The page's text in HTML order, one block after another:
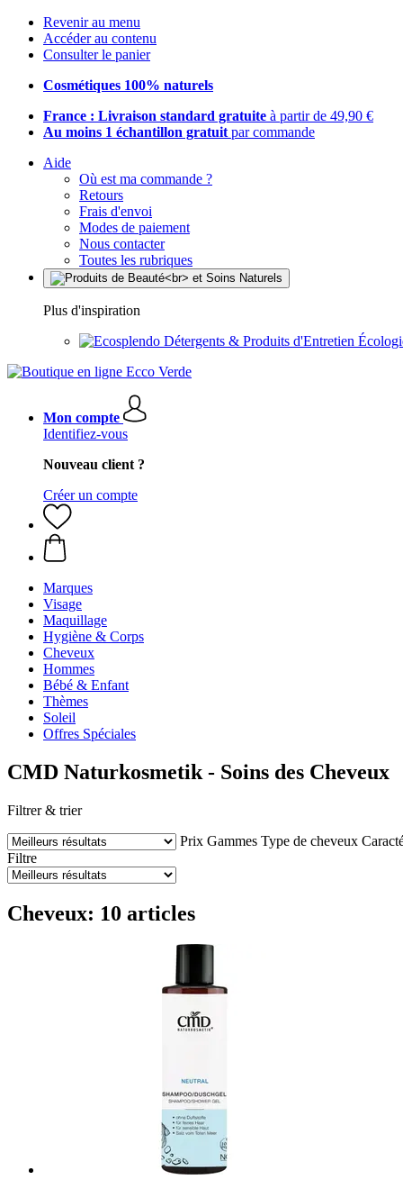
Revenir au menu
Accéder au contenu
Consulter le panier
Cosmétiques 100% naturels
France : Livraison standard gratuite à partir de 49,90 €
Au moins 1 échantillon gratuit par commande
Aide
Où est ma commande ?
Retours
Frais d'envoi
Modes de paiement
Nous contacter
Toutes les rubriques
Plus d'inspiration
Détergents & Produits d'Entretien
Mon compte
Identifiez-vous
Nouveau client ?
Créer un compte
Marques
Visage
Maquillage
Hygiène & Corps
Cheveux
Hommes
Bébé & Enfant
Thèmes
Soleil
Offres Spéciales
CMD Naturkosmetik - Soins des Cheveux
Filtrer & trier
Prix Gammes Type de cheveux
Filtre
Cheveux: 10 articles